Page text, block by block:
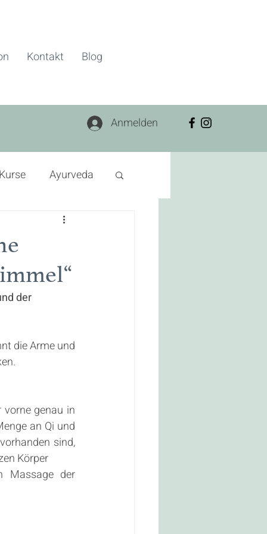
Kontakt Blog
Anmelden
Kurse Ayurveda
Videos
der
die Arme und
genau in
an Qi und
sind,
Körper
Massage der